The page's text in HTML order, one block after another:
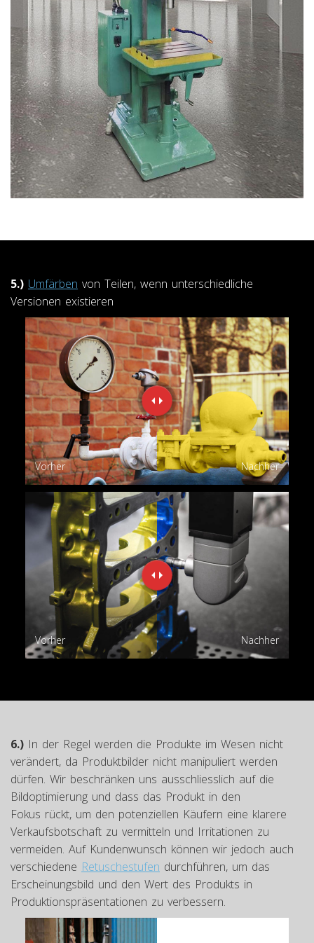
5.) Umfärben von Teilen, wenn unterschiedliche
Versionen existieren
Nachher
Vorher
Nachher
Vorher
6.) In der Regel werden die Produkte im Wesen nicht
verändert, da Produktbilder nicht manipuliert werden
dürfen. Wir beschränken uns ausschliesslich auf die
Bildoptimierung und dass das Produkt in den
Fokus rückt, um den potenziellen Käufern eine klarere
Verkaufsbotschaft zu vermitteln und Irritationen zu
vermeiden. Auf Kundenwunsch können wir jedoch auch
verschiedene Retuschestufen durchführen, um das
Erscheinungsbild und den Wert des Produkts in
Produktionspräsentationen zu verbessern.